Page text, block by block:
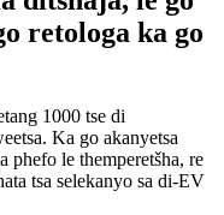
retologa ka go
1000 tse di
Ka go akanyetsa
phefo le themperetšha, re
tsa selekanyo sa di-EV